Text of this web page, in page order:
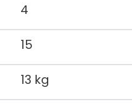
4
15
13 kg